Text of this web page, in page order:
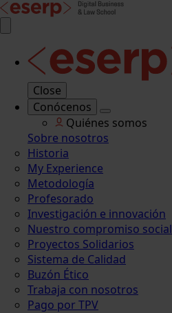
Close
Conócenos
Quiénes somos
Sobre nosotros
Historia
My Experience
Metodología
Profesorado
Investigación e innovación
Nuestro compromiso social
Proyectos Solidarios
Sistema de Calidad
Buzón Ético
Trabaja con nosotros
Pago por TPV